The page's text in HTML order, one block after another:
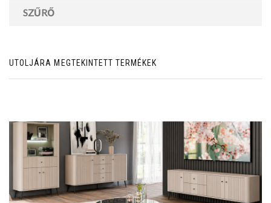
SZŰRŐ
MAGASSÁG
cm
SZÉLESSÉG
UTOLJÁRA MEGTEKINTETT TERMÉKEK